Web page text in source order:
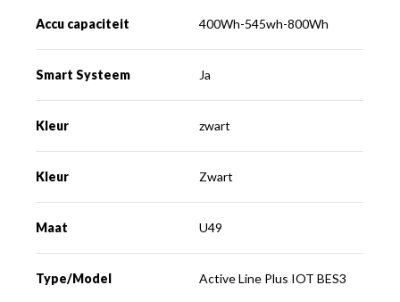
Accu capaciteit 400Wh-545wh-800Wh
Smart Systeem Ja
Kleur zwart
Kleur Zwart
Maat U49
Type/Model Active Line Plus IOT BES3